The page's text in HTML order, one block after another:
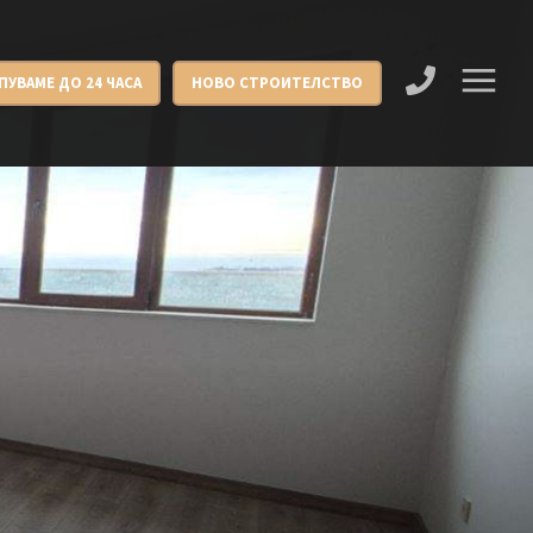
ДО 24 ЧАСА НОВО СТРОИТЕЛСТВО